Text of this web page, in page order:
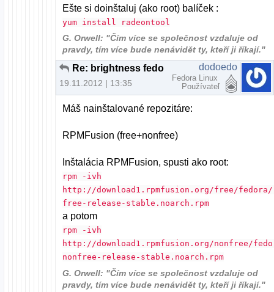
Ešte si doinštaluj (ako root) balíček :
yum install radeontool
G. Orwell: "Čím více se společnost vzdaluje od
pravdy, tím více bude nenávidět ty, kteří ji říkají."
19.11.2012 | 13:35
dodoedo
Fedora Linux
Používateľ
Máš nainštalované repozitáre:
RPMFusion (free+nonfree)
Inštalácia RPMFusion, spusti ako root:
rpm -ivh
http://download1.rpmfusion.org/free/fedora/
free-release-stable.noarch.rpm
a potom
rpm -ivh
http://download1.rpmfusion.org/nonfree/
nonfree-release-stable.noarch.rpm
G. Orwell: "Čím více se společnost vzdaluje od
pravdy, tím více bude nenávidět ty, kteří ji říkají."